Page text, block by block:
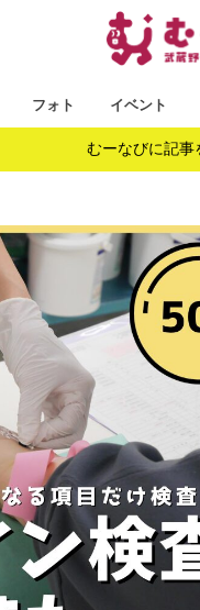
フォト イベント
むーなびに記事